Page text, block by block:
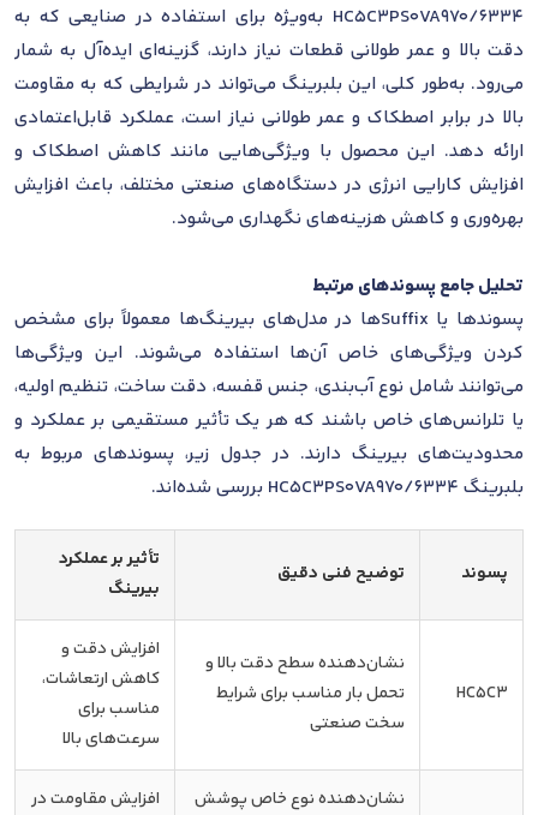
6334/HC5C3PS0VA970 به‌ویژه برای استفاده در صنایعی که به
دقت بالا و عمر طولانی قطعات نیاز دارند، گزینه‌ای ایده‌آل به شمار
می‌رود. به‌طور کلی، این بلبرینگ می‌تواند در شرایطی که به مقاومت
بالا در برابر اصطکاک و عمر طولانی نیاز است، عملکرد قابل‌اعتمادی
ارائه دهد. این محصول با ویژگی‌هایی مانند کاهش اصطکاک و
افزایش کارایی انرژی در دستگاه‌های صنعتی مختلف، باعث افزایش
بهره‌وری و کاهش هزینه‌های نگهداری می‌شود.
تحلیل جامع پسوندهای مرتبط
پسوندها یا Suffixها در مدل‌های بیرینگ‌ها معمولاً برای مشخص
کردن ویژگی‌های خاص آن‌ها استفاده می‌شوند. این ویژگی‌ها
می‌توانند شامل نوع آب‌بندی، جنس قفسه، دقت ساخت، تنظیم اولیه،
یا تلرانس‌های خاص باشند که هر یک تأثیر مستقیمی بر عملکرد و
محدودیت‌های بیرینگ دارند. در جدول زیر، پسوندهای مربوط به
بلبرینگ 6334/HC5C3PS0VA970 بررسی شده‌اند.
پسوند توضیح فنی دقیق
تأثیر بر عملکرد
بیرینگ
HC5C3
نشان‌دهنده سطح دقت بالا و
تحمل بار مناسب برای شرایط
سخت صنعتی
افزایش دقت و
کاهش ارتعاشات،
مناسب برای
سرعت‌های بالا
نشان‌دهنده نوع خاص پوشش افزایش مقاومت در